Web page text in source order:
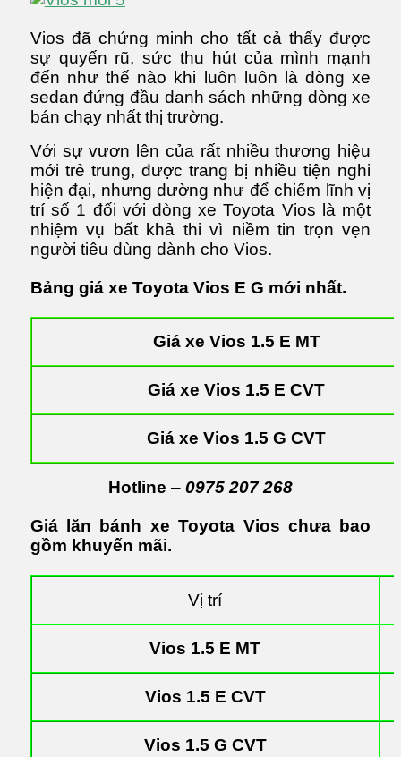
Vios đã chứng minh cho tất cả thấy được
sự quyến rũ, sức thu hút của mình mạnh
đến như thế nào khi luôn luôn là dòng xe
sedan đứng đầu danh sách những dòng xe
bán chạy nhất thị trường.
Với sự vươn lên của rất nhiều thương hiệu
mới trẻ trung, được trang bị nhiều tiện nghi
hiện đại, nhưng dường như để chiếm lĩnh vị
trí số 1 đối với dòng xe Toyota Vios là một
nhiệm vụ bất khả thi vì niềm tin trọn vẹn
người tiêu dùng dành cho Vios.
Bảng giá xe Toyota Vios E G mới nhất.
Giá xe Vios 1.5 E MT
Giá xe Vios 1.5 E CVT
Giá xe Vios 1.5 G CVT
Hotline – 0975 207 268
Giá lăn bánh xe Toyota Vios chưa bao
gồm khuyến mãi.
Vị trí
Vios 1.5 E MT
Vios 1.5 E CVT
Vios 1.5 G CVT